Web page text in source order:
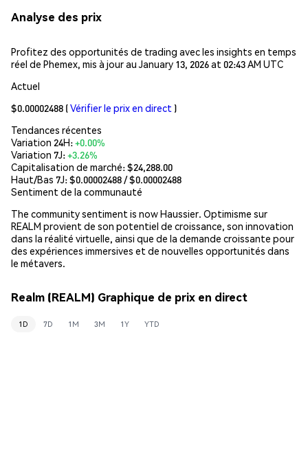
Analyse des prix
Profitez des opportunités de trading avec les insights en temps
réel de Phemex, mis à jour au January 13, 2026 at 02:43 AM UTC
Actuel
$0.00002488 (Vérifier le prix en direct )
Tendances récentes
Variation 24H:+0.00%
Variation 7J:+3.26%
Capitalisation de marché:$24,288.00
Haut/Bas 7J: $0.00002488/ $0.00002488
Sentiment de la communauté
The community sentiment is now Haussier. Optimisme sur
REALM provient de son potentiel de croissance, son innovation
dans la réalité virtuelle, ainsi que de la demande croissante pour
des expériences immersives et de nouvelles opportunités dans
le métavers.
Realm (REALM) Graphique de prix en direct
1D 7D 1M 3M 1Y YTD